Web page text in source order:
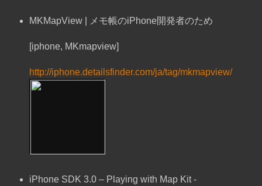
MKMapView | メモ帳のiPhone開発者のため
[iphone, MKmapview]
http://iphone.detailsfinder.com/ja/tag/mkmapview/
iPhone SDK 3.0 – Playing with Map Kit -